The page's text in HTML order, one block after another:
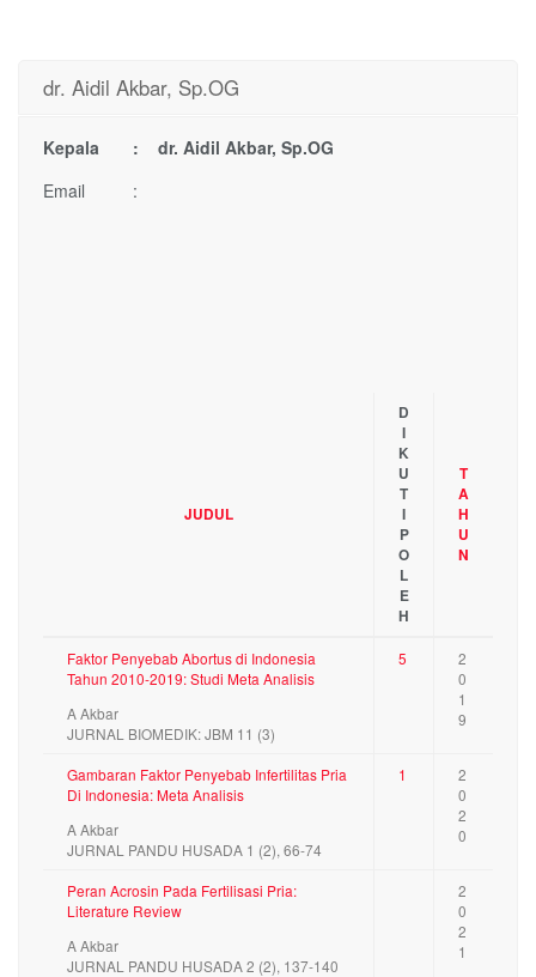
dr. Aidil Akbar, Sp.OG
Kepala : dr. Aidil Akbar, Sp.OG
Email :
JUDUL
D
I
K
U
T
I
P
O
L
E
H
T
A
H
U
N
Faktor Penyebab Abortus di Indonesia
Tahun 2010-2019: Studi Meta Analisis
A Akbar
JURNAL BIOMEDIK: JBM 11 (3)
5
2
0
1
9
Gambaran Faktor Penyebab Infertilitas Pria
Di Indonesia: Meta Analisis
A Akbar
JURNAL PANDU HUSADA 1 (2), 66-74
1
2
0
2
0
Peran Acrosin Pada Fertilisasi Pria:
Literature Review
A Akbar
JURNAL PANDU HUSADA 2 (2), 137-140
2
0
2
1